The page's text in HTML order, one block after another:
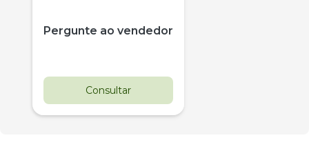
Pergunte ao vendedor
Consultar